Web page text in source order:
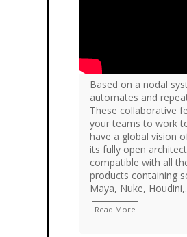
Based on a nodal
automates and
These collaborative
your teams to work
have a global vision
its fully open
compatible with all
products containing
Maya, Nuke,
Read More